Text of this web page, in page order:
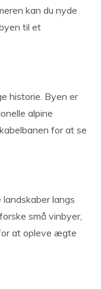
kan du nyde
til et
historie. Byen er
alpine
for at se
langs
små vinbyer,
at opleve ægte